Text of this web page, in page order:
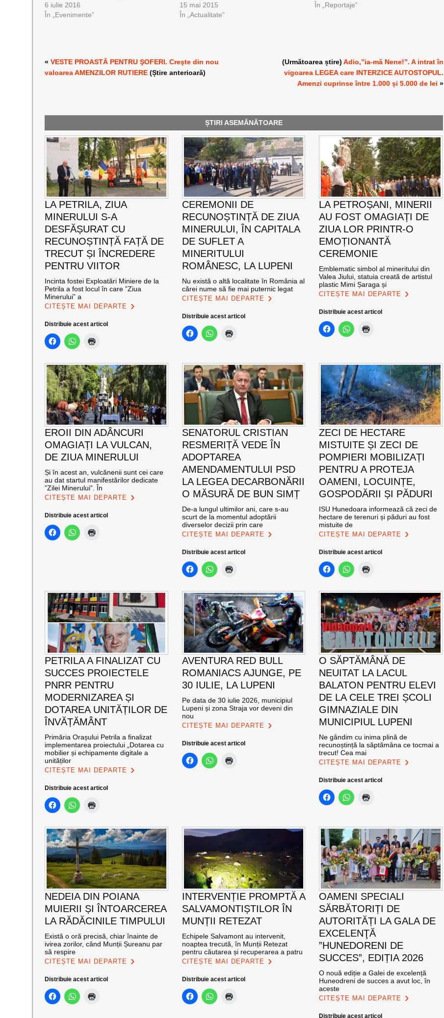
6 iulie 2016
În „Evenimente”
15 mai 2015
În „Actualitate”
În „Reportaje”
«VESTE PROASTĂ PENTRU ŞOFERI. Creşte din nou
valoarea AMENZILOR RUTIERE (Știre anterioară)
(Următoarea știre)Adio,”ia-mă Nene!”. A intrat în
vigoarea LEGEA care INTERZICE AUTOSTOPUL.
Amenzi cuprinse între 1.000 și 5.000 de lei »
ȘTIRI ASEMĂNĂTOARE
LA PETRILA, ZIUA
MINERULUI S-A
DESFĂȘURAT CU
RECUNOȘTINȚĂ FAȚĂ DE
TRECUT ȘI ÎNCREDERE
PENTRU VIITOR
Incinta fostei Exploatări Miniere de la
Petrila a fost locul în care ”Ziua
Minerului” a
CITEȘTE MAI DEPARTE
Distribuie acest articol
CEREMONII DE
RECUNOȘTINȚĂ DE ZIUA
MINERULUI, ÎN CAPITALA
DE SUFLET A
MINERITULUI
ROMÂNESC, LA LUPENI
Nu există o altă localitate în România al
cărei nume să fie mai puternic legat
CITEȘTE MAI DEPARTE
Distribuie acest articol
LA PETROȘANI, MINERII
AU FOST OMAGIAȚI DE
ZIUA LOR PRINTR-O
EMOȚIONANTĂ
CEREMONIE
Emblematic simbol al mineritului din
Valea Jiului, statuia creată de artistul
plastic Mimi Șaraga și
CITEȘTE MAI DEPARTE
Distribuie acest articol
EROII DIN ADÂNCURI
OMAGIAȚI LA VULCAN,
DE ZIUA MINERULUI
Și în acest an, vulcănenii sunt cei care
au dat startul manifestărilor dedicate
”Zilei Minerului”. În
CITEȘTE MAI DEPARTE
Distribuie acest articol
SENATORUL CRISTIAN
RESMERIȚĂ VEDE ÎN
ADOPTAREA
AMENDAMENTULUI PSD
LA LEGEA DECARBONĂRII
O MĂSURĂ DE BUN SIMȚ
De-a lungul ultimilor ani, care s-au
scurt de la momentul adoptării
diverselor decizii prin care
CITEȘTE MAI DEPARTE
Distribuie acest articol
ZECI DE HECTARE
MISTUITE ȘI ZECI DE
POMPIERI MOBILIZAȚI
PENTRU A PROTEJA
OAMENI, LOCUINȚE,
GOSPODĂRII ȘI PĂDURI
ISU Hunedoara informează că zeci de
hectare de terenuri și păduri au fost
mistuite de
CITEȘTE MAI DEPARTE
Distribuie acest articol
PETRILA A FINALIZAT CU
SUCCES PROIECTELE
PNRR PENTRU
MODERNIZAREA ȘI
DOTAREA UNITĂȚILOR DE
ÎNVĂȚĂMÂNT
Primăria Orașului Petrila a finalizat
implementarea proiectului „Dotarea cu
mobilier și echipamente digitale a
unităților
CITEȘTE MAI DEPARTE
Distribuie acest articol
AVENTURA RED BULL
ROMANIACS AJUNGE, PE
30 IULIE, LA LUPENI
Pe data de 30 iulie 2026, municipiul
Lupeni și zona Straja vor deveni din
nou
CITEȘTE MAI DEPARTE
Distribuie acest articol
O SĂPTĂMÂNĂ DE
NEUITAT LA LACUL
BALATON PENTRU ELEVI
DE LA CELE TREI ȘCOLI
GIMNAZIALE DIN
MUNICIPIUL LUPENI
Ne gândim cu inima plină de
recunoștință la săptămâna ce tocmai a
trecut! Cea mai
CITEȘTE MAI DEPARTE
Distribuie acest articol
NEDEIA DIN POIANA
MUIERII ȘI ÎNTOARCEREA
LA RĂDĂCINILE TIMPULUI
Există o oră precisă, chiar înainte de
ivirea zorilor, când Munții Șureanu par
să respire
CITEȘTE MAI DEPARTE
Distribuie acest articol
INTERVENȚIE PROMPTĂ A
SALVAMONTIȘTILOR ÎN
MUNȚII RETEZAT
Echipele Salvamont au intervenit,
noaptea trecută, în Munții Retezat
pentru căutarea și recuperarea a patru
CITEȘTE MAI DEPARTE
Distribuie acest articol
OAMENI SPECIALI
SĂRBĂTORIȚI DE
AUTORITĂȚI LA GALA DE
EXCELENŢĂ
”HUNEDORENI DE
SUCCES”, EDIȚIA 2026
O nouă ediție a Galei de excelență
Huneodreni de succes a avut loc, în
aceste
CITEȘTE MAI DEPARTE
Distribuie acest articol